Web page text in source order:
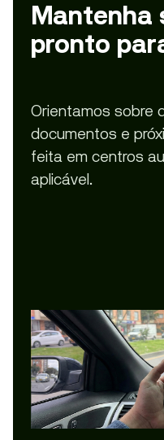
Mantenha
pronto
Orientamos sobre
documentos e
feita em centros
aplicável.